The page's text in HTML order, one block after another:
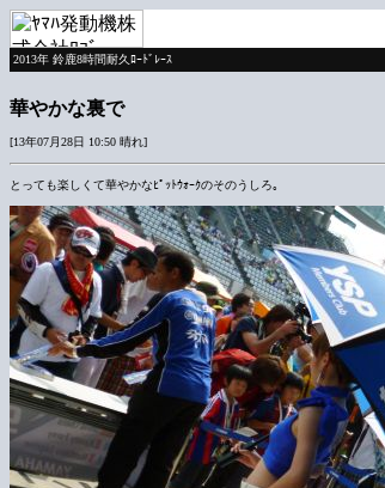
2013年 鈴鹿8時間耐久ﾛｰﾄﾞﾚｰｽ
華やかな裏で
[13年07月28日 10:50 晴れ]
とっても楽しくて華やかなﾋﾟｯﾄｳｫｰｸのそのうしろ｡